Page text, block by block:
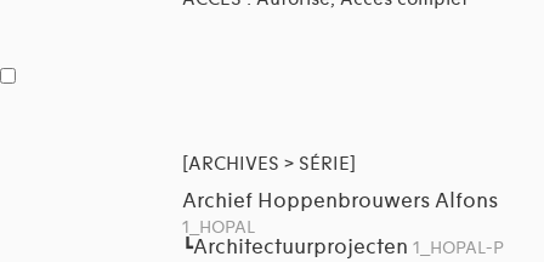
[ARCHIVES > SÉRIE]
Archief Hoppenbrouwers Alfons
1_HOPAL
┗Architectuurprojecten 1_HOPAL-P